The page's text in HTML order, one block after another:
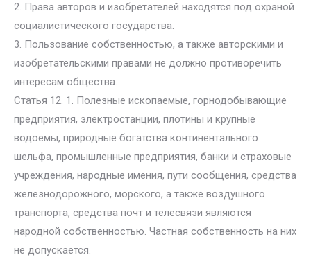
2. Права авторов и изобретателей находятся под охраной
социалистического государства.
3. Пользование собственностью, а также авторскими и
изобретательскими правами не должно противоречить
интересам общества.
Статья 12. 1. Полезные ископаемые, горнодобывающие
предприятия, электростанции, плотины и крупные
водоемы, природные богатства континентального
шельфа, промышленные предприятия, банки и страховые
учреждения, народные имения, пути сообщения, средства
железнодорожного, морского, а также воздушного
транспорта, средства почт и телесвязи являются
народной собственностью. Частная собственность на них
не допускается.